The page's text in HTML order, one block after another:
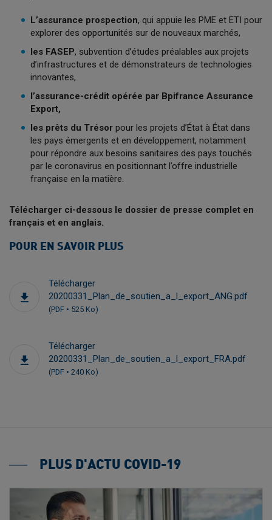
L’assurance prospection, qui appuie les PME et ETI pour
explorer des opportunités sur de nouveaux marchés,
les FASEP, subvention d’études préalables aux projets
d’infrastructures et de démonstrateurs de technologies
innovantes,
l’assurance-crédit opérée par Bpifrance Assurance
Export,
les prêts du Trésor pour les projets d’État à État dans
les pays émergents et en développement, notamment
pour répondre aux besoins sanitaires des pays touchés
par le coronavirus en positionnant l’offre industrielle
française en la matière.
Télécharger ci-dessous le dossier de presse complet en
français et en anglais.
POUR EN SAVOIR PLUS
Télécharger
20200331_Plan_de_soutien_a_l_export_ANG.pdf
(PDF • 525 Ko)
Télécharger
20200331_Plan_de_soutien_a_l_export_FRA.pdf
(PDF • 240 Ko)
PLUS D'ACTU COVID-19